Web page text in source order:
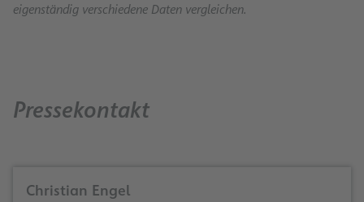
eigenständig verschiedene Daten vergleichen.
Pressekontakt
Christian Engel